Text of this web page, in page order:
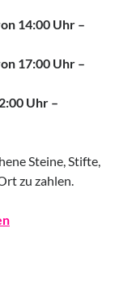
14:00 Uhr –
17:00 Uhr –
Uhr –
Steine, Stifte,
zu zahlen.